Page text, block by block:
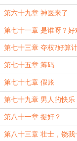
第六十九章 神医来了
第七十一章 是谁呀？好
第七十三章 夺权?好算计
第七十五章 筹码
第七十七章 假账
第七十九章 男人的快乐
第八十一章 捉奸？
第八十三章 壮士，饶我